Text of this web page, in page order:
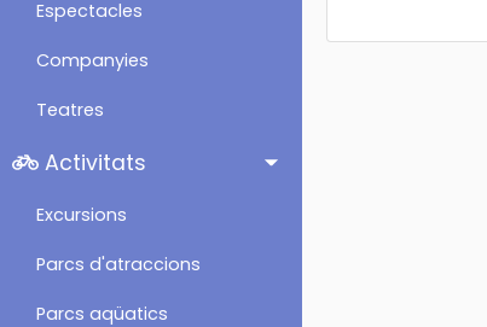
Espectacles
Companyies
Teatres
Activitats
Excursions
Parcs d'atraccions
Parcs aqüatics